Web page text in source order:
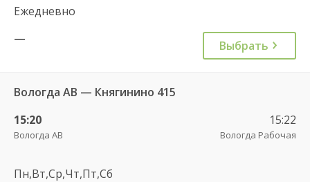
Ежедневно
—
Выбрать
Вологда АВ — Княгинино 415
15:20
Вологда АВ
15:22
Вологда Рабочая
Пн,Вт,Ср,Чт,Пт,Сб